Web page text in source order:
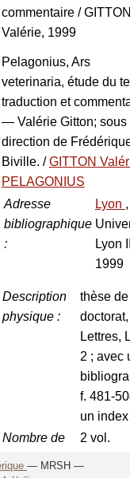
commentaire /
Valérie, 1999
Pelagonius, Ars
veterinaria, étude du
traduction et
— Valérie Gitton; sous
direction de
Biville. /GITTON
PELAGONIUS
Adresse
bibliographique
:
Lyon ,
Lyon
1999
Description
physique:
thèse de
doctorat,
Lettres,
2 ; avec
f. 481-
un index
Nombre de
2 vol.
— MRSH —